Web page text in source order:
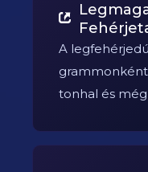
A
tonhal és